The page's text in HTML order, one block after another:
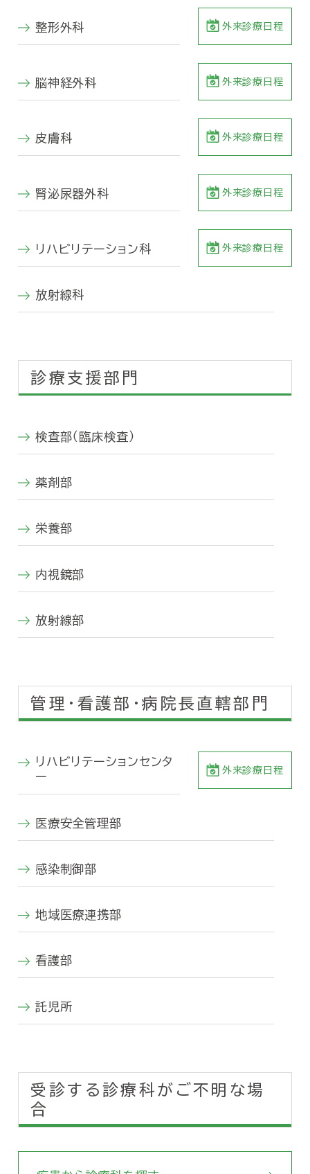
整形外科 外来診療日程
脳神経外科 外来診療日程
皮膚科 外来診療日程
腎泌尿器外科 外来診療日程
リハビリテーション科 外来診療日程
放射線科
診療支援部門
検査部（臨床検査）
薬剤部
栄養部
内視鏡部
放射線部
管理・看護部・病院長直轄部門
リハビリテーションセンタ
ー
外来診療日程
医療安全管理部
感染制御部
地域医療連携部
看護部
託児所
受診する診療科がご不明な場
合